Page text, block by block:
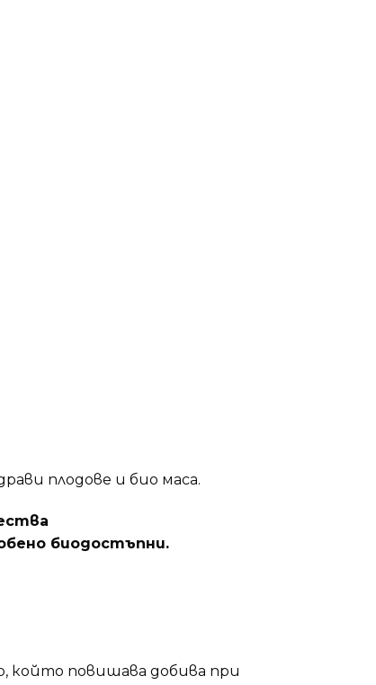
плодове и био маса.
биодостъпни.
който повишава добива при